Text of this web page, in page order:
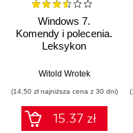
Windows 7.
Komendy i polecenia.
Leksykon
Witold Wrotek
(14,50 zł najniższa cena z 30 dni)
15.37 zł